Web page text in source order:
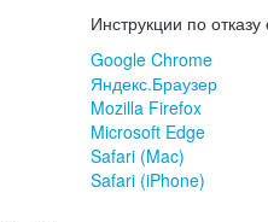
Инструкции по
Google Chrome
Яндекс.Браузер
Mozilla Firefox
Microsoft Edge
Safari (Mac)
Safari (iPhone)